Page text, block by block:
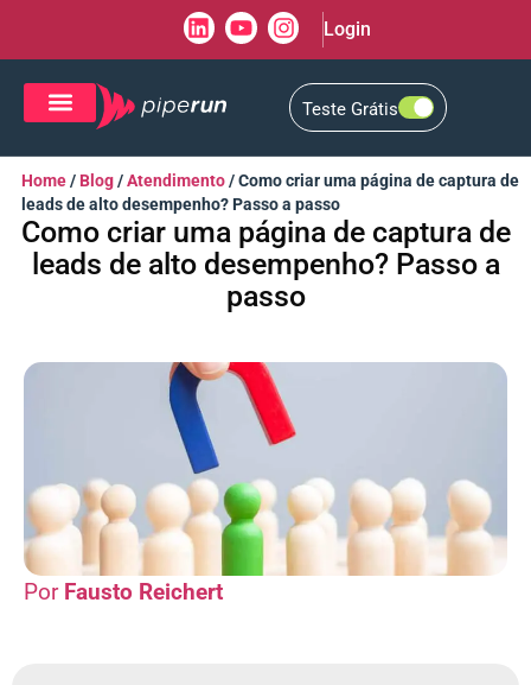
Login
Teste Grátis
Home/ Blog/Atendimento/Como criar uma página de captura de
leads de alto desempenho? Passo a passo
Como criar uma página de captura de
leads de alto desempenho? Passo a
passo
Fausto Reichert